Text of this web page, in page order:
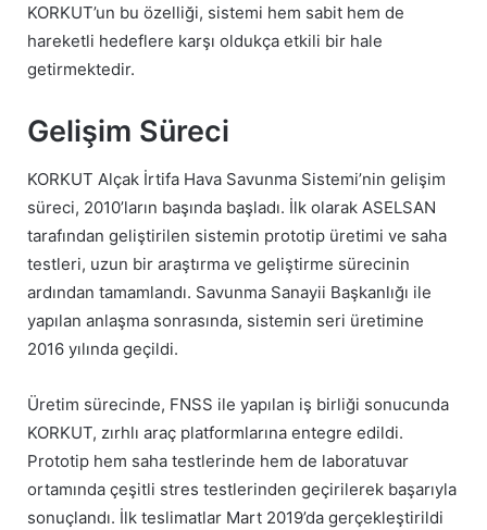
KORKUT’un bu özelliği, sistemi hem sabit hem de
hareketli hedeflere karşı oldukça etkili bir hale
getirmektedir.
Gelişim Süreci
KORKUT Alçak İrtifa Hava Savunma Sistemi’nin gelişim
süreci, 2010’ların başında başladı. İlk olarak ASELSAN
tarafından geliştirilen sistemin prototip üretimi ve saha
testleri, uzun bir araştırma ve geliştirme sürecinin
ardından tamamlandı. Savunma Sanayii Başkanlığı ile
yapılan anlaşma sonrasında, sistemin seri üretimine
2016 yılında geçildi.
Üretim sürecinde, FNSS ile yapılan iş birliği sonucunda
KORKUT, zırhlı araç platformlarına entegre edildi.
Prototip hem saha testlerinde hem de laboratuvar
ortamında çeşitli stres testlerinden geçirilerek başarıyla
sonuçlandı. İlk teslimatlar Mart 2019’da gerçekleştirildi